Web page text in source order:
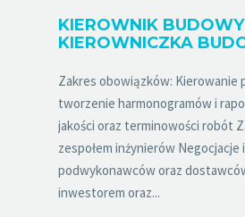
KIEROWNIK
KIEROWNICZKA
Zakres obowiązków: Kierowanie
tworzenie harmonogramów i
jakości oraz terminowości robót
zespołem inżynierów
podwykonawców oraz
inwestorem oraz...